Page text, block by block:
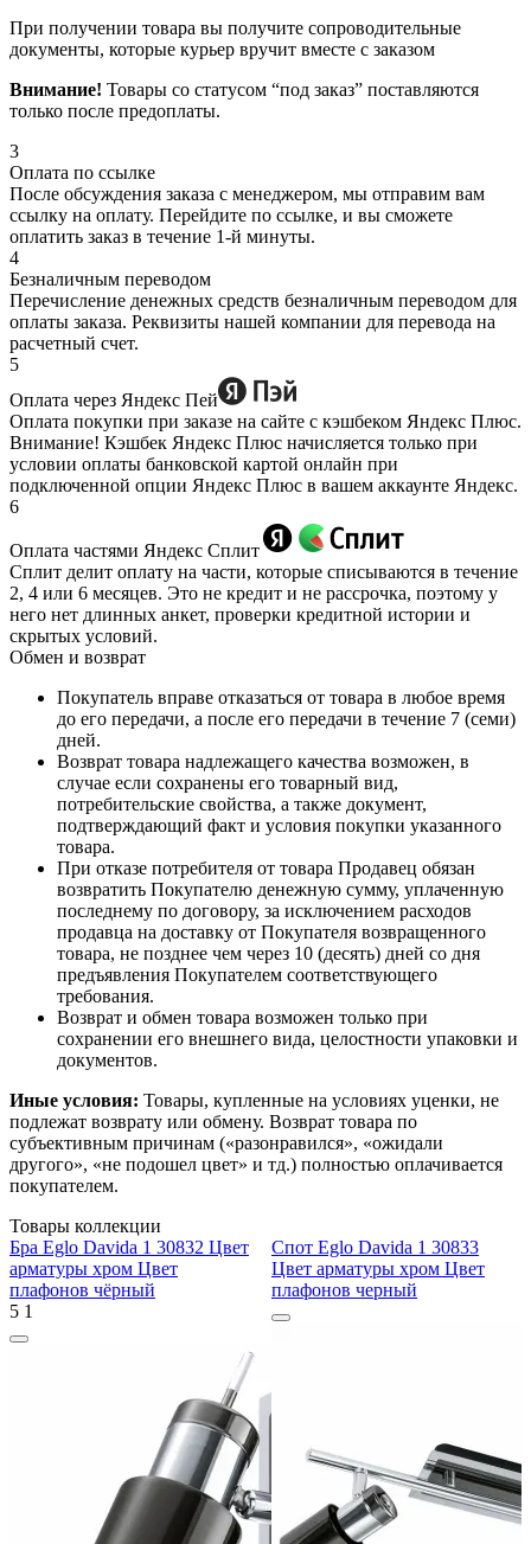
При получении товара вы получите сопроводительные
документы, которые курьер вручит вместе с заказом
Внимание! Товары со статусом “под заказ” поставляются
только после предоплаты.
3
Оплата по ссылке
После обсуждения заказа с менеджером, мы отправим вам
ссылку на оплату. Перейдите по ссылке, и вы сможете
оплатить заказ в течение 1-й минуты.
4
Безналичным переводом
Перечисление денежных средств безналичным переводом для
оплаты заказа. Реквизиты нашей компании для перевода на
расчетный счет.
5
Оплата через Яндекс Пей
Оплата покупки при заказе на сайте с кэшбеком Яндекс Плюс.
Внимание! Кэшбек Яндекс Плюс начисляется только при
условии оплаты банковской картой онлайн при
подключенной опции Яндекс Плюс в вашем аккаунте Яндекс.
6
Оплата частями Яндекс Сплит
Сплит делит оплату на части, которые списываются в течение
2, 4 или 6 месяцев. Это не кредит и не рассрочка, поэтому у
него нет длинных анкет, проверки кредитной истории и
скрытых условий.
Обмен и возврат
Покупатель вправе отказаться от товара в любое время
до его передачи, а после его передачи в течение 7 (семи)
дней.
Возврат товара надлежащего качества возможен, в
случае если сохранены его товарный вид,
потребительские свойства, а также документ,
подтверждающий факт и условия покупки указанного
товара.
При отказе потребителя от товара Продавец обязан
возвратить Покупателю денежную сумму, уплаченную
последнему по договору, за исключением расходов
продавца на доставку от Покупателя возвращенного
товара, не позднее чем через 10 (десять) дней со дня
предъявления Покупателем соответствующего
требования.
Возврат и обмен товара возможен только при
сохранении его внешнего вида, целостности упаковки и
документов.
Иные условия: Товары, купленные на условиях уценки, не
подлежат возврату или обмену. Возврат товара по
субъективным причинам («разонравился», «ожидали
другого», «не подошел цвет» и тд.) полностью оплачивается
покупателем.
Товары коллекции
Бра Eglo Davida 1 30832 Цвет
арматуры хром Цвет
плафонов чёрный
5 1
Спот Eglo Davida 1 30833
Цвет арматуры хром Цвет
плафонов черный